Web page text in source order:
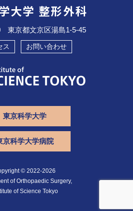
大学 整形外科
東京都文京区湯島1-5-45
ス お問い合わせ
東京科学大学
京科学大学病院
© 2022-2026
of Orthopaedic Surgery,
of Science Tokyo